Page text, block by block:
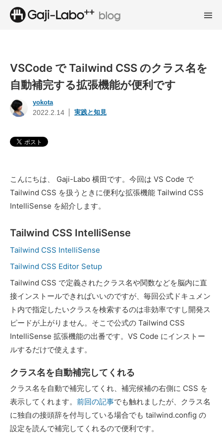
VSCode で Tailwind CSS のクラス名を
自動補完する拡張機能が便利です
yokota
2022.2.14 実践と知見
こんにちは、 Gaji-Labo 横田です。今回は VS Code で
Tailwind CSS を扱うときに便利な拡張機能 Tailwind CSS
IntelliSense を紹介します。
Tailwind CSS IntelliSense
Tailwind CSS IntelliSense
Tailwind CSS Editor Setup
Tailwind CSS で定義されたクラス名や関数などを脳内に直
接インストールできればいいのですが、毎回公式ドキュメン
ト内で指定したいクラスを検索するのは非効率ですし開発ス
ピードが上がりません。そこで公式の Tailwind CSS
IntelliSense 拡張機能の出番です。VS Code にインストー
ルするだけで使えます。
クラス名を自動補完してくれる
クラス名を自動で補完してくれ、補完候補の右側に CSS を
表示してくれます。 前回の記事でも触れましたが、クラス名
に独自の接頭辞を付与している場合でも tailwind.config の
設定を読んで補完してくれるので便利です。